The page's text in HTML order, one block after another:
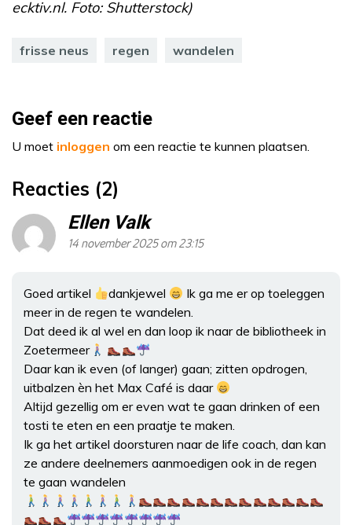
ecktiv.nl. Foto: Shutterstock)
frisse neus regen wandelen
Geef een reactie
U moet inloggen om een reactie te kunnen plaatsen.
Reacties (2)
Ellen Valk
14 november 2025 om 23:15
Goed artikel dankjewel
Ik ga me er op toeleggen
meer in de regen te wandelen.
Dat deed ik al wel en dan loop ik naar de bibliotheek in
Zoetermeer
Daar kan ik even (of langer) gaan; zitten opdrogen,
uitbalzen èn het Max Café is daar
Altijd gezellig om er even wat te gaan drinken of een
tosti te eten en een praatje te maken.
Ik ga het artikel doorsturen naar de life coach, dan kan
ze andere deelnemers aanmoedigen ook in de regen
te gaan wandelen